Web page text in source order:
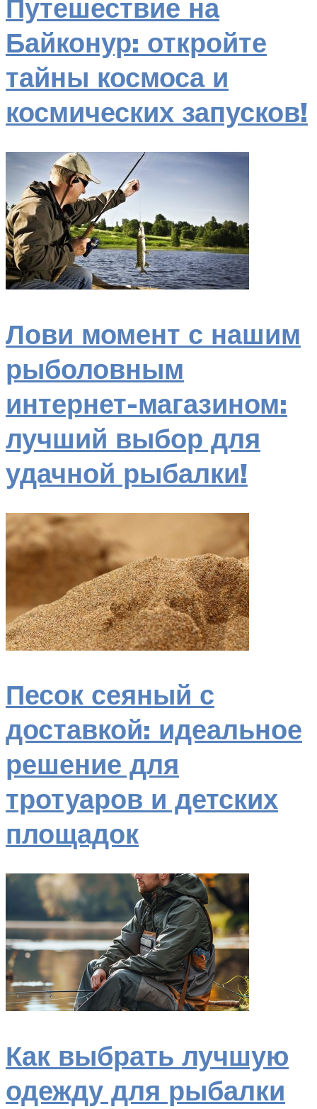
Путешествие на
Байконур: откройте
тайны космоса и
космических запусков!
Лови момент с нашим
рыболовным
интернет-магазином:
лучший выбор для
удачной рыбалки!
Песок сеяный с
доставкой: идеальное
решение для
тротуаров и детских
площадок
Как выбрать лучшую
одежду для рыбалки